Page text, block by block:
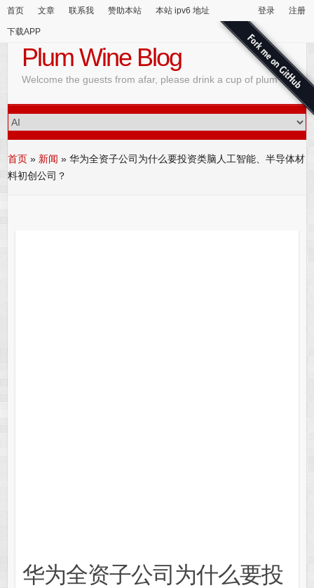
首页 文章 联系我 赞助本站 本站 ipv6 地址
下载APP
登录 注册
Plum Wine Blog
Welcome the guests from afar, please drink a cup of plum wine
首页 » 新闻 »华为全资子公司为什么要投资类脑人工智能、半导体材
料初创公司？
华为全资子公司为什么要投